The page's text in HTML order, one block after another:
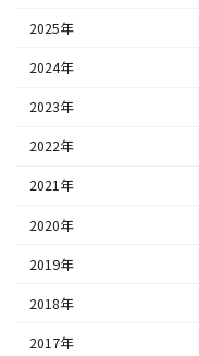
2025年
2024年
2023年
2022年
2021年
2020年
2019年
2018年
2017年